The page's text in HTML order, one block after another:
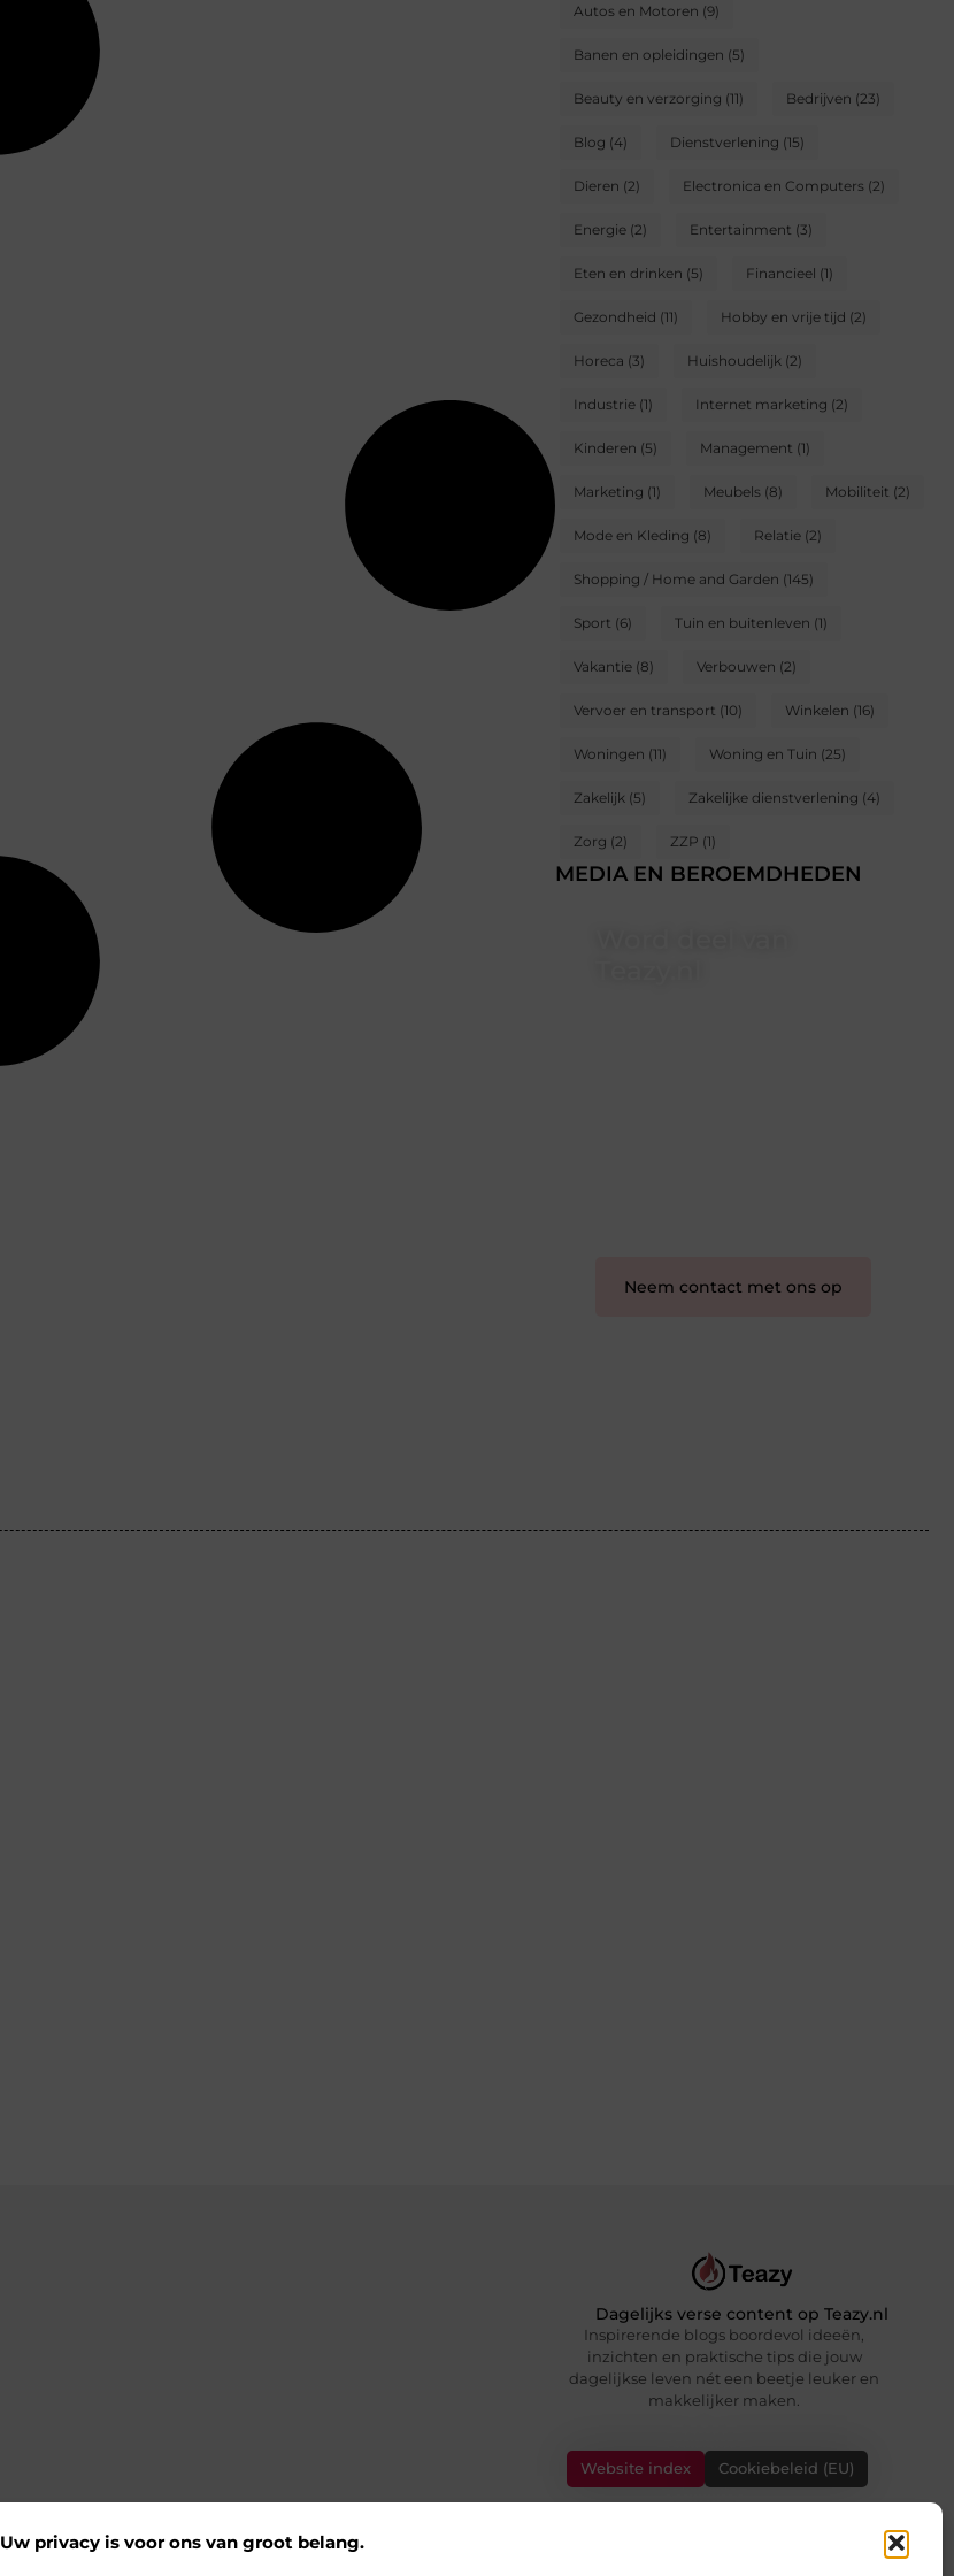
Uw privacy is voor ons van groot belang.
Autos en Motoren (9)
Banen en opleidingen (5)
Beauty en verzorging (11) Bedrijven (23)
Blog (4) Dienstverlening (15)
Dieren (2) Electronica en Computers (2)
Energie (2) Entertainment (3)
Eten en drinken (5) Financieel (1)
Gezondheid (11) Hobby en vrije tijd (2)
Horeca (3) Huishoudelijk (2)
Industrie (1) Internet marketing (2)
Kinderen (5) Management (1)
Marketing (1) Meubels (8) Mobiliteit (2)
Mode en Kleding (8) Relatie (2)
Shopping / Home and Garden (145)
Sport (6) Tuin en buitenleven (1)
Vakantie (8) Verbouwen (2)
Vervoer en transport (10) Winkelen (16)
Woningen (11) Woning en Tuin (25)
Zakelijk (5) Zakelijke dienstverlening (4)
Zorg (2) ZZP (1)
MEDIA EN BEROEMDHEDEN
Neem contact met ons op
Dagelijks verse content op Teazy.nl
Inspirerende blogs boordevol ideeën,
inzichten en praktische tips die jouw
dagelijkse leven nét een beetje leuker en
makkelijker maken.
Website index Cookiebeleid (EU)